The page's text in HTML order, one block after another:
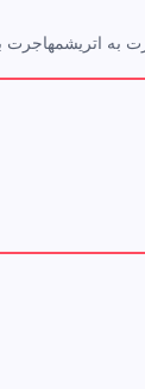
به اتریشمهاجرت